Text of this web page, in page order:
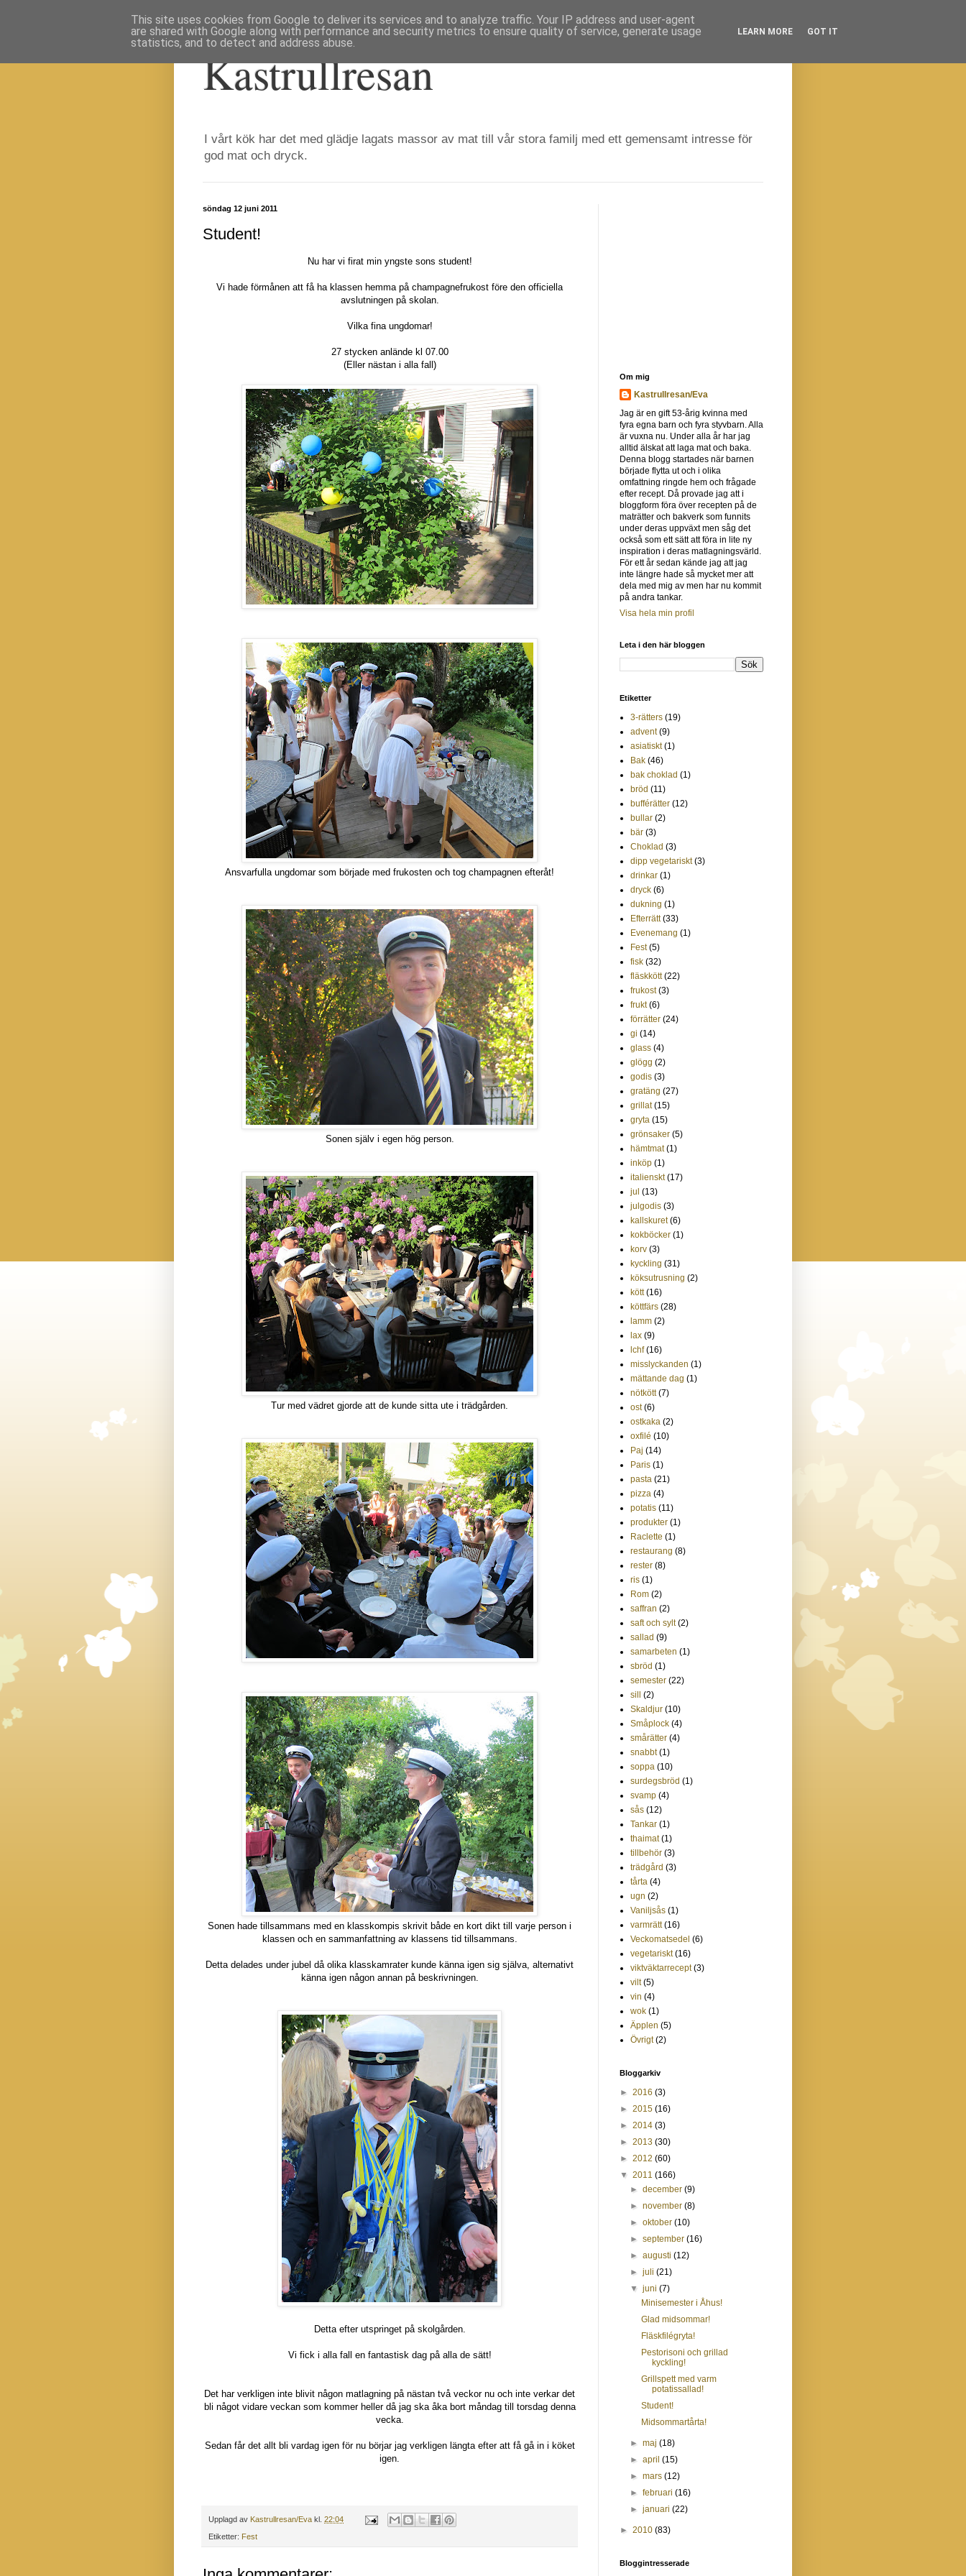
Kastrullresan
I vårt kök har det med glädje lagats massor av mat till vår stora familj med ett gemensamt intresse för
god mat och dryck.
söndag 12 juni 2011
Student!
Nu har vi firat min yngste sons student!
Vi hade förmånen att få ha klassen hemma på champagnefrukost före den officiella
avslutningen på skolan.
Vilka fina ungdomar!
27 stycken anlände kl 07.00
(Eller nästan i alla fall)
Ansvarfulla ungdomar som började med frukosten och tog champagnen efteråt!
Sonen själv i egen hög person.
Tur med vädret gjorde att de kunde sitta ute i trädgården.
Sonen hade tillsammans med en klasskompis skrivit både en kort dikt till varje person i
klassen och en sammanfattning av klassens tid tillsammans.
Detta delades under jubel då olika klasskamrater kunde känna igen sig själva, alternativt
känna igen någon annan på beskrivningen.
Detta efter utspringet på skolgården.
Vi fick i alla fall en fantastisk dag på alla de sätt!
Det har verkligen inte blivit någon matlagning på nästan två veckor nu och inte verkar det
bli något vidare veckan som kommer heller då jag ska åka bort måndag till torsdag denna
vecka.
Sedan får det allt bli vardag igen för nu börjar jag verkligen längta efter att få gå in i köket
igen.
Upplagd av Kastrullresan/Eva kl. 22:04
Etiketter: Fest
Om mig
Kastrullresan/Eva
Jag är en gift 53-årig kvinna med
fyra egna barn och fyra styvbarn. Alla
är vuxna nu. Under alla år har jag
alltid älskat att laga mat och baka.
Denna blogg startades när barnen
började flytta ut och i olika
omfattning ringde hem och frågade
efter recept. Då provade jag att i
bloggform föra över recepten på de
maträtter och bakverk som funnits
under deras uppväxt men såg det
också som ett sätt att föra in lite ny
inspiration i deras matlagningsvärld.
För ett år sedan kände jag att jag
inte längre hade så mycket mer att
dela med mig av men har nu kommit
på andra tankar.
Visa hela min profil
Leta i den här bloggen
Etiketter
3-rätters (19)
advent (9)
asiatiskt (1)
Bak (46)
bak choklad (1)
bröd (11)
bufférätter (12)
bullar (2)
bär (3)
Choklad (3)
dipp vegetariskt (3)
drinkar (1)
dryck (6)
dukning (1)
Efterrätt (33)
Evenemang (1)
Fest (5)
fisk (32)
fläskkött (22)
frukost (3)
frukt (6)
förrätter (24)
gi (14)
glass (4)
glögg (2)
godis (3)
gratäng (27)
grillat (15)
gryta (15)
grönsaker (5)
hämtmat (1)
inköp (1)
italienskt (17)
jul (13)
julgodis (3)
kallskuret (6)
kokböcker (1)
korv (3)
kyckling (31)
köksutrusning (2)
kött (16)
köttfärs (28)
lamm (2)
lax (9)
lchf (16)
misslyckanden (1)
mättande dag (1)
nötkött (7)
ost (6)
ostkaka (2)
oxfilé (10)
Paj (14)
Paris (1)
pasta (21)
pizza (4)
potatis (11)
produkter (1)
Raclette (1)
restaurang (8)
rester (8)
ris (1)
Rom (2)
saffran (2)
saft och sylt (2)
sallad (9)
samarbeten (1)
sbröd (1)
semester (22)
sill
(2)
Skaldjur (10)
Småplock (4)
smårätter (4)
snabbt (1)
soppa (10)
surdegsbröd (1)
svamp (4)
sås (12)
Tankar (1)
thaimat (1)
tillbehör (3)
trädgård (3)
tårta (4)
ugn (2)
Vaniljsås (1)
varmrätt (16)
Veckomatsedel (6)
vegetariskt (16)
viktväktarrecept (3)
vilt (5)
vin (4)
wok (1)
Äpplen (5)
Övrigt (2)
Bloggarkiv
► 2016 (3)
► 2015 (16)
► 2014 (3)
► 2013 (30)
► 2012 (60)
▼ 2011 (166)
►december(9)
►november(8)
►oktober(10)
►september(16)
►augusti(12)
►juli(21)
▼juni(7)
Minisemester i Åhus!
Glad midsommar!
Fläskfilégryta!
Pestorisoni och grillad
kyckling!
Grillspett med varm
potatissallad!
Student!
Midsommartårta!
►maj(18)
►april(15)
►mars(12)
►februari(16)
►januari(22)
► 2010 (83)
Bloggintresserade
This site uses cookies from Google to deliver its services and to analyze traffic. Your IP address and user-agent
are shared with Google along with performance and security metrics to ensure quality of service, generate usage
statistics, and to detect and address abuse.
LEARN MORE GOT IT